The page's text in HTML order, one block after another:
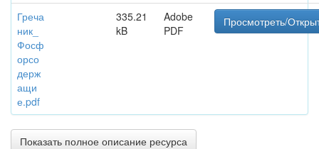
Греча
ник_
Фосф
орсо
держ
ащи
е.pdf
335.21
kB
Adobe
PDF
Просмотреть/
Показать полное описание ресурса